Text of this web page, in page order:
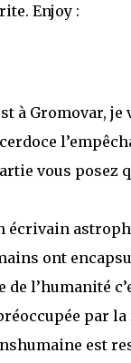
Enjoy :
à Gromovar, je
vous posez
écrivain
ont
l’humanité
par
est